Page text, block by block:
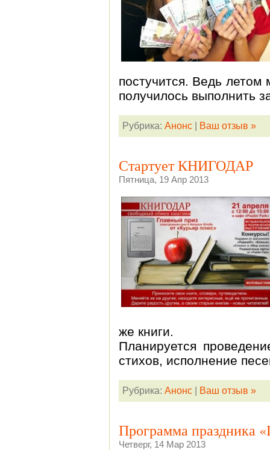
постучится. Ведь летом
получилось выполнить
Рубрика: Анонс| Ваш отзыв »
Стартует КНИГОДАР
Пятница, 19 Апр 2013
же книги.
Планируется
стихов, исполнение
Рубрика: Анонс| Ваш отзыв »
Программа праздника
Четверг, 14 Мар 2013